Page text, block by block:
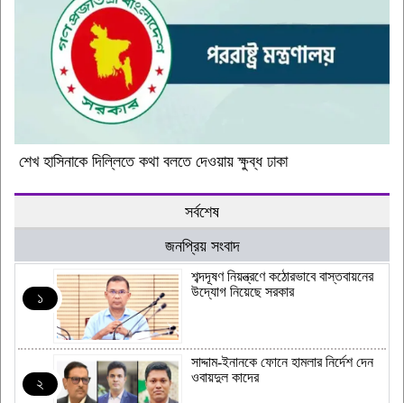
শেখ হাসিনাকে দিল্লিতে কথা বলতে দেওয়ায় ক্ষুব্ধ ঢাকা
সর্বশেষ
জনপ্রিয় সংবাদ
১
শব্দদূষণ নিয়ন্ত্রণে কঠোরভাবে বাস্তবায়নের
উদ্যোগ নিয়েছে সরকার
২
সাদ্দাম-ইনানকে ফোনে হামলার নির্দেশ দেন
ওবায়দুল কাদের